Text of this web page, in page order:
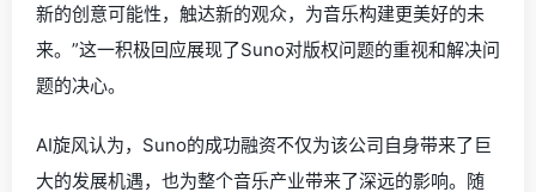
新的创意可能性，触达新的观众，为音乐构建更美好的未
来。”这一积极回应展现了Suno对版权问题的重视和解决问
题的决心。
AI旋风认为，Suno的成功融资不仅为该公司自身带来了巨
大的发展机遇，也为整个音乐产业带来了深远的影响。随